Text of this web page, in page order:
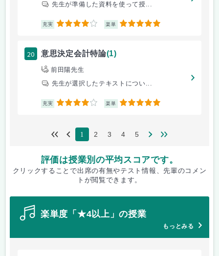
先生が準備した資料を使って授...
充実 4 楽単 5
20 意思決定会計特論(1)
前田陽先生
先生が選択したテキストについ...
充実 4 楽単 5
1 2 3 4 5
評価は授業別の平均スコアです。
クリックすることで出席の有無やテスト情報、先輩のコメン
トが閲覧できます。
楽単度「★4以上」の授業
もっとみる